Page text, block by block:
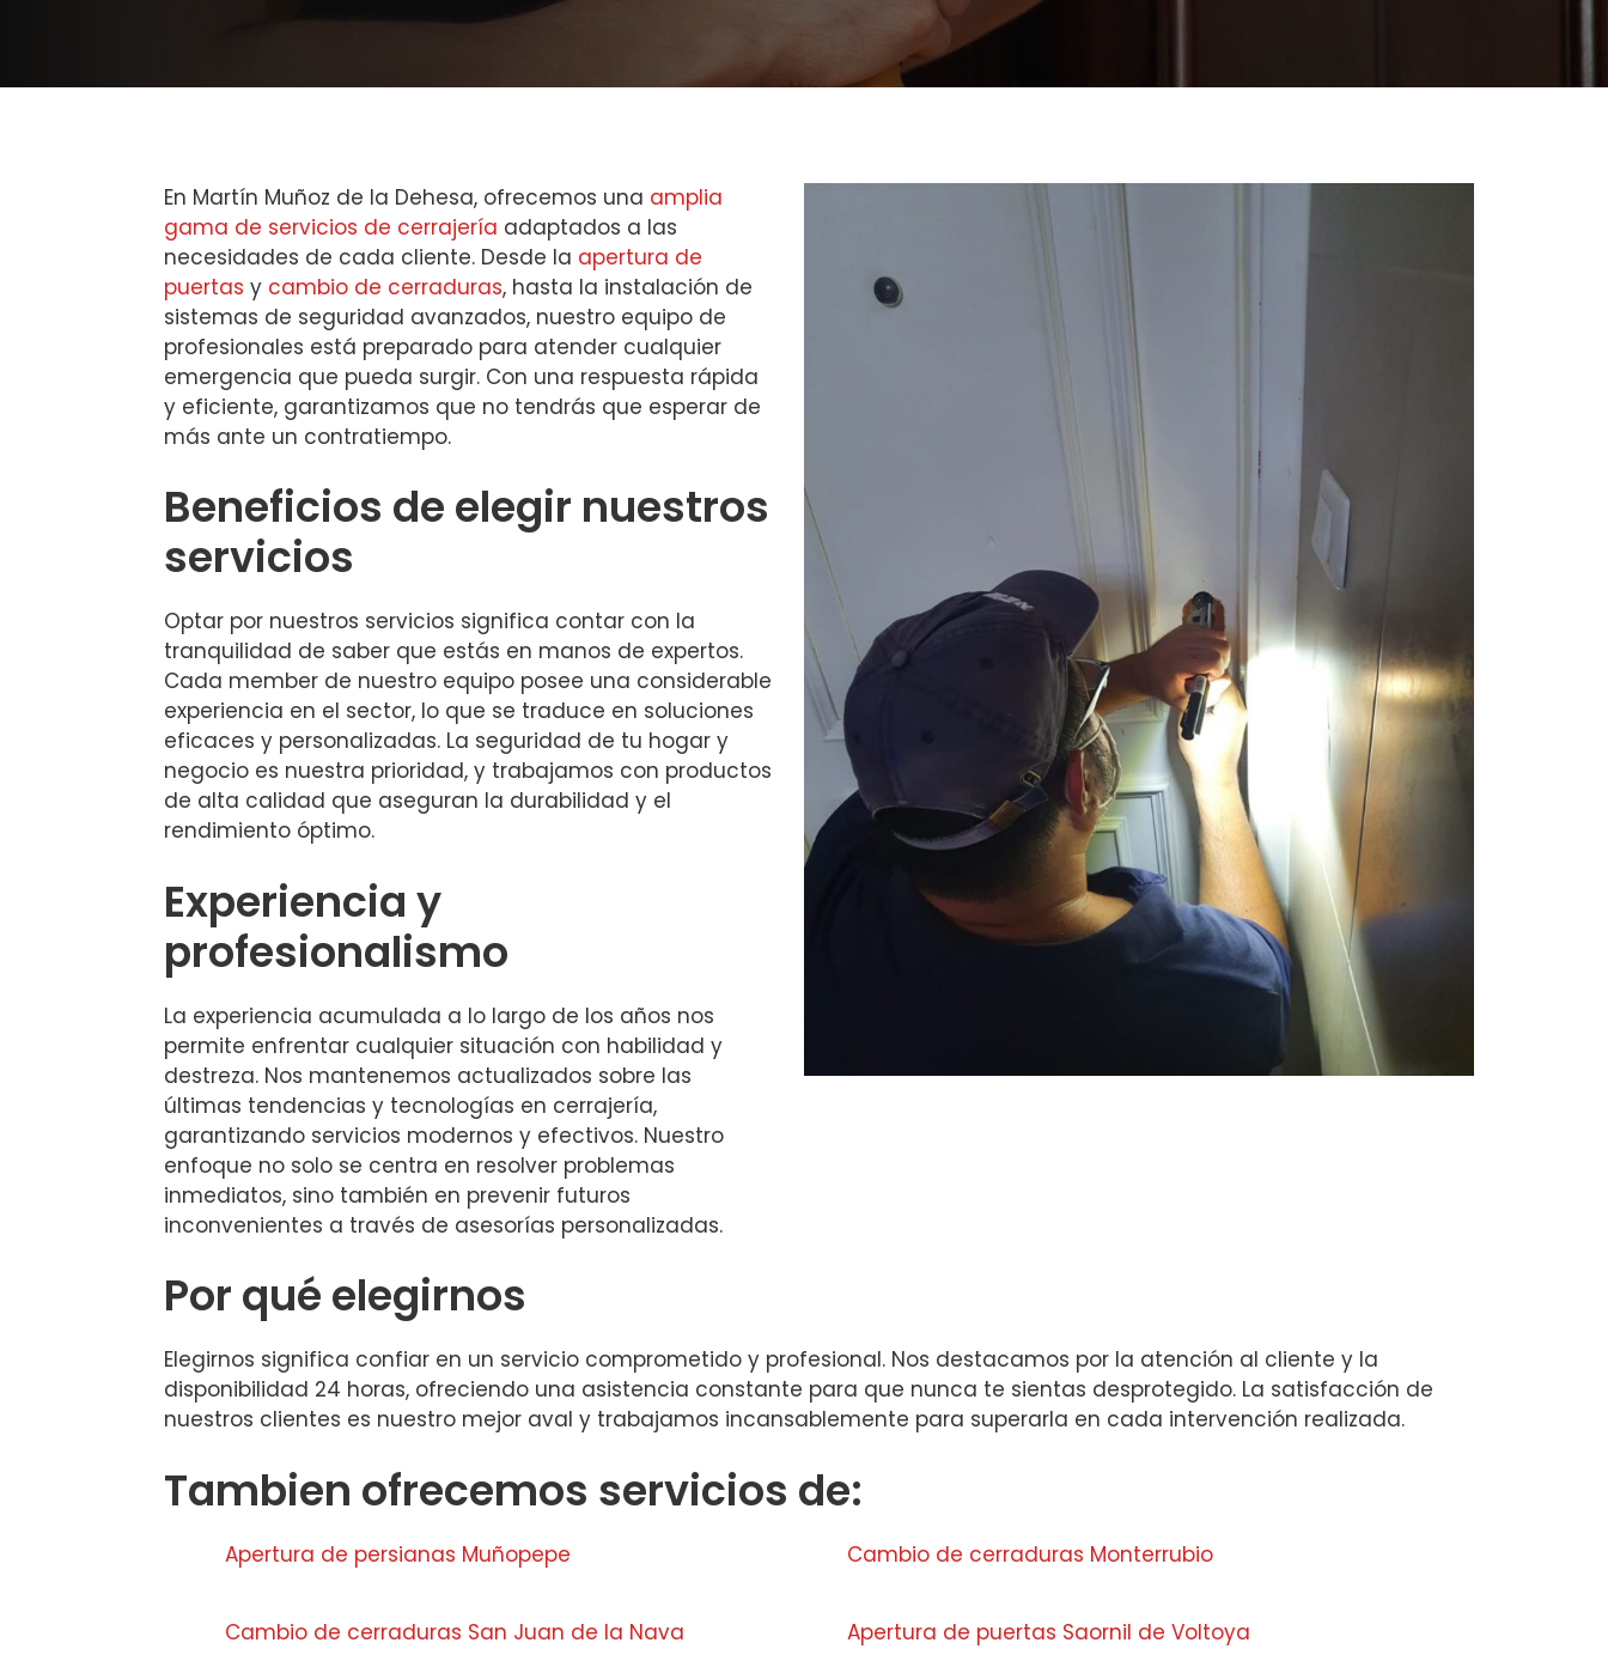
En Martín Muñoz de la Dehesa, ofrecemos una amplia
gama de servicios de cerrajería adaptados a las
necesidades de cada cliente. Desde la apertura de
puertas y cambio de cerraduras, hasta la instalación de
sistemas de seguridad avanzados, nuestro equipo de
profesionales está preparado para atender cualquier
emergencia que pueda surgir. Con una respuesta rápida
y eficiente, garantizamos que no tendrás que esperar de
más ante un contratiempo.
Beneficios de elegir nuestros
servicios
Optar por nuestros servicios significa contar con la
tranquilidad de saber que estás en manos de expertos.
Cada member de nuestro equipo posee una considerable
experiencia en el sector, lo que se traduce en soluciones
eficaces y personalizadas. La seguridad de tu hogar y
negocio es nuestra prioridad, y trabajamos con productos
de alta calidad que aseguran la durabilidad y el
rendimiento óptimo.
Experiencia y
profesionalismo
La experiencia acumulada a lo largo de los años nos
permite enfrentar cualquier situación con habilidad y
destreza. Nos mantenemos actualizados sobre las
últimas tendencias y tecnologías en cerrajería,
garantizando servicios modernos y efectivos. Nuestro
enfoque no solo se centra en resolver problemas
inmediatos, sino también en prevenir futuros
inconvenientes a través de asesorías personalizadas.
Por qué elegirnos
Elegirnos significa confiar en un servicio comprometido y profesional. Nos destacamos por la atención al cliente y la
disponibilidad 24 horas, ofreciendo una asistencia constante para que nunca te sientas desprotegido. La satisfacción de
nuestros clientes es nuestro mejor aval y trabajamos incansablemente para superarla en cada intervención realizada.
Tambien ofrecemos servicios de:
Apertura de persianas Muñopepe Cambio de cerraduras Monterrubio
Cambio de cerraduras San Juan de la Nava Apertura de puertas Saornil de Voltoya